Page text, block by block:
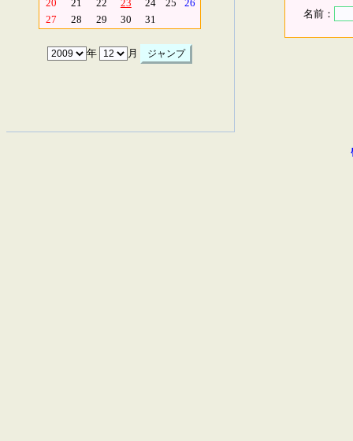
20
21 22 23 24 25
26
27
28 29 30 31
年 月
名前：